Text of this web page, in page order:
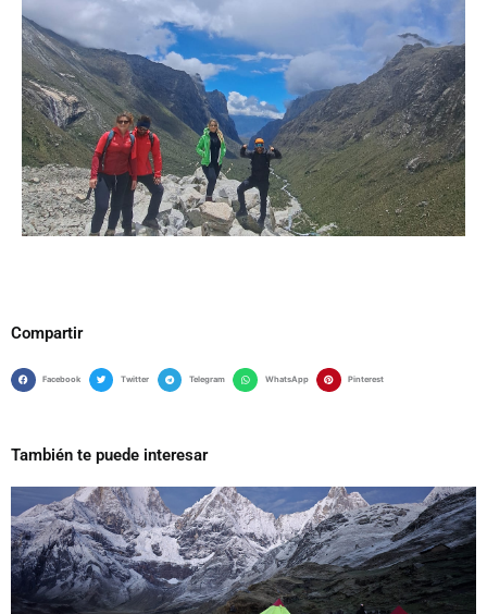
Compartir
Facebook Twitter Telegram WhatsApp Pinterest
También te puede interesar